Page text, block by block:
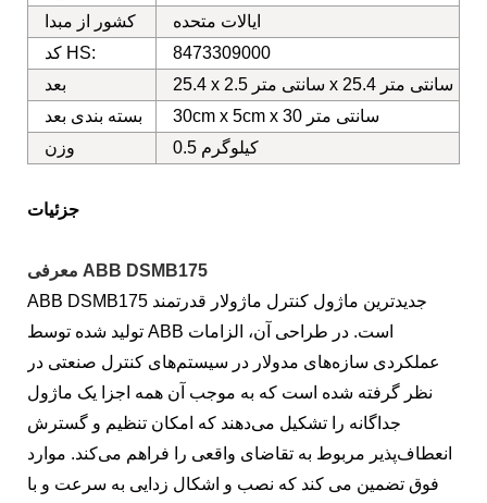
کشور از مبدا
ایالات متحده
کد HS:
8473309000
بعد
25.4 x 2.5 سانتی متر x 25.4 سانتی متر
بسته بندی بعد
30cm x 5cm x 30 سانتی متر
وزن
0.5 کیلوگرم
جزئیات
معرفی ABB DSMB175
ABB DSMB175 جدیدترین ماژول کنترل ماژولار قدرتمند
تولید شده توسط ABB است. در طراحی آن، الزامات
عملکردی سازه‌های مدولار در سیستم‌های کنترل صنعتی در
نظر گرفته شده است که به موجب آن همه اجزا یک ماژول
جداگانه را تشکیل می‌دهند که امکان تنظیم و گسترش
انعطاف‌پذیر مربوط به تقاضای واقعی را فراهم می‌کند. موارد
فوق تضمین می کند که نصب و اشکال زدایی به سرعت و با